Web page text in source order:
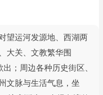
望运河发源地、西湖两
大关、文教繁华围
；周边各种历史街区、
文脉与生活气息，坐